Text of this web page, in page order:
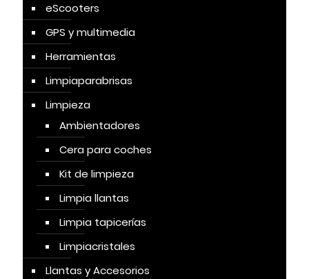
eScooters
GPS y multimedia
Herramientas
Limpiaparabrisas
Limpieza
Ambientadores
Cera para coches
Kit de limpieza
Limpia llantas
Limpia tapicerías
Limpiacristales
Llantas y Accesorios